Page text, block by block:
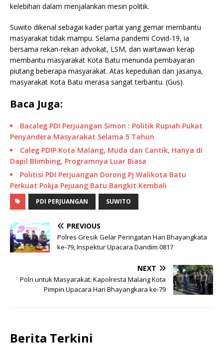
kelebihan dalam menjalankan mesin politik.
Suwito dikenal sebagai kader partai yang gemar membantu
masyarakat tidak mampu. Selama pandemi Covid-19, ia
bersama rekan-rekan advokat, LSM, dan wartawan kerap
membantu masyarakat Kota Batu menunda pembayaran
piutang beberapa masyarakat. Atas kepedulian dan jasanya,
masyarakat Kota Batu merasa sangat terbantu. (Gus).
Baca Juga:
Bacaleg PDI Perjuangan Simon : Politik Rupiah Pukat
Penyandera Masyarakat Selama 5 Tahun
Caleg PDIP Kota Malang, Muda dan Cantik, Hanya di
Dapil Blimbing, Programnya Luar Biasa
Politisi PDI Perjuangan Dorong Pj Walikota Batu
Perkuat Pokja Pejuang Batu Bangkit Kembali
PDI PERJUANGAN SUWITO
PREVIOUS
Polres Gresik Gelar Peringatan Hari Bhayangkata
ke-79, Inspektur Upacara Dandim 0817
NEXT
Polri untuk Masyarakat: Kapolresta Malang Kota
Pimpin Upacara Hari Bhayangkara ke-79
Berita Terkini